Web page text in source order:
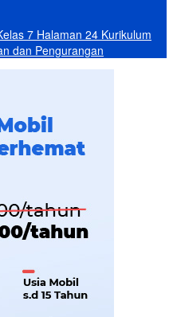
7 Halaman 24 Kurikulum
dan Pengurangan